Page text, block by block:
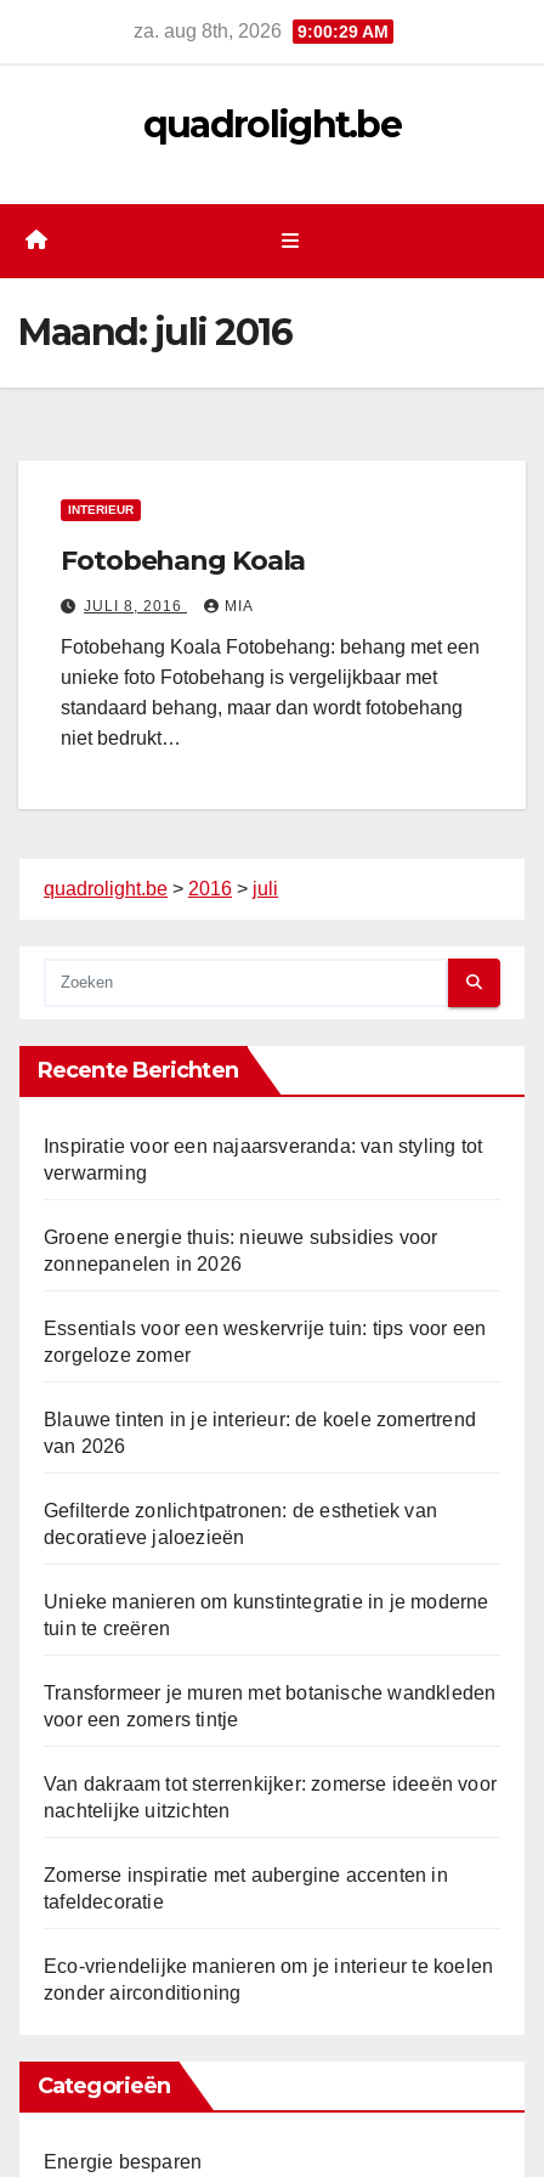
za. aug 8th, 2026 9:00:30 AM
quadrolight.be
Maand: juli 2016
INTERIEUR
Fotobehang Koala
JULI 8, 2016 MIA
Fotobehang Koala Fotobehang: behang met een
unieke foto Fotobehang is vergelijkbaar met
standaard behang, maar dan wordt fotobehang
niet bedrukt…
quadrolight.be > 2016 > juli
Recente Berichten
Inspiratie voor een najaarsveranda: van styling tot
verwarming
Groene energie thuis: nieuwe subsidies voor
zonnepanelen in 2026
Essentials voor een weskervrije tuin: tips voor een
zorgeloze zomer
Blauwe tinten in je interieur: de koele zomertrend
van 2026
Gefilterde zonlichtpatronen: de esthetiek van
decoratieve jaloezieën
Unieke manieren om kunstintegratie in je moderne
tuin te creëren
Transformeer je muren met botanische wandkleden
voor een zomers tintje
Van dakraam tot sterrenkijker: zomerse ideeën voor
nachtelijke uitzichten
Zomerse inspiratie met aubergine accenten in
tafeldecoratie
Eco-vriendelijke manieren om je interieur te koelen
zonder airconditioning
Categorieën
Energie besparen